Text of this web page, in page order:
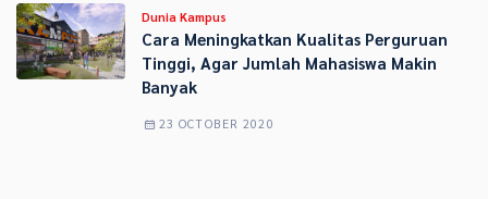
Dunia Kampus
Cara Meningkatkan Kualitas Perguruan
Tinggi, Agar Jumlah Mahasiswa Makin
Banyak
23 OCTOBER 2020